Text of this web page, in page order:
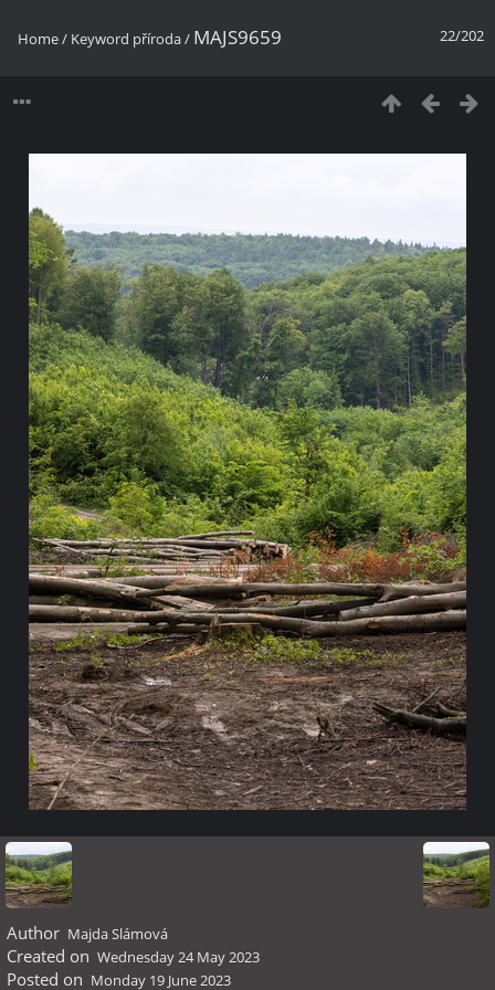
22/202
Home/ Keyword příroda/ MAJS9659
Author Majda Slámová
Created on Wednesday 24 May 2023
Posted on Monday 19 June 2023